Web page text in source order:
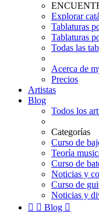
Explorar
Tablaturas
Tablaturas
Todas las
Acerca de
Precios
Artistas
Blog
Todos los
Categorías
Curso de
Teoría
Curso de
Noticias y
Curso de
Noticias y
  Blog 